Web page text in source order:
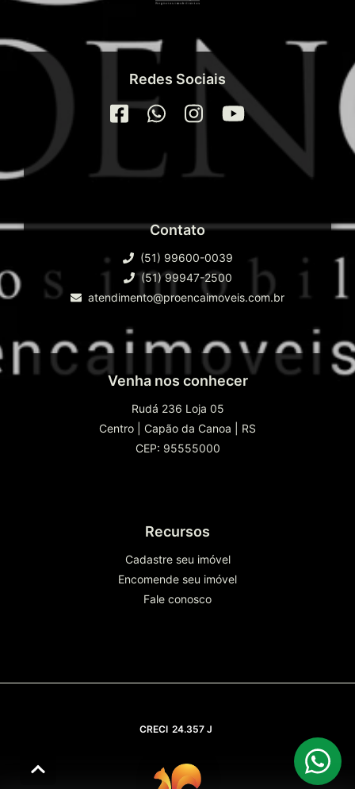
Redes Sociais
Contato
(51) 99600-0039
(51) 99947-2500
atendimento@proencaimoveis.com.br
Venha nos conhecer
Rudá 236 Loja 05
Centro
Capão da Canoa
RS
CEP: 95555000
Recursos
Cadastre seu imóvel
Encomende seu imóvel
Fale conosco
CRECI 24.357 J